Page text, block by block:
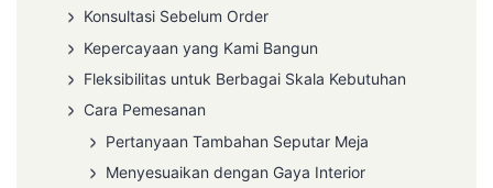
Konsultasi Sebelum Order
Kepercayaan yang Kami Bangun
Fleksibilitas untuk Berbagai Skala Kebutuhan
Cara Pemesanan
Pertanyaan Tambahan Seputar Meja
Menyesuaikan dengan Gaya Interior